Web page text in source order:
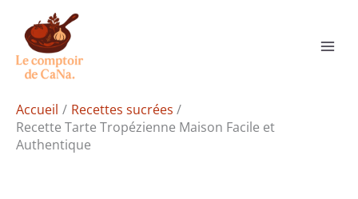
contenu
Accueil
Recettes sucrées
Recette Tarte Tropézienne Maison Facile et
Authentique
Rechercher